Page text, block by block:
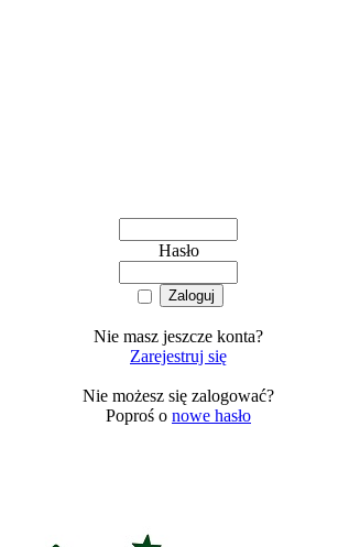
Hasło
Nie masz jeszcze konta?
Zarejestruj się
Nie możesz się zalogować?
Poproś o nowe hasło